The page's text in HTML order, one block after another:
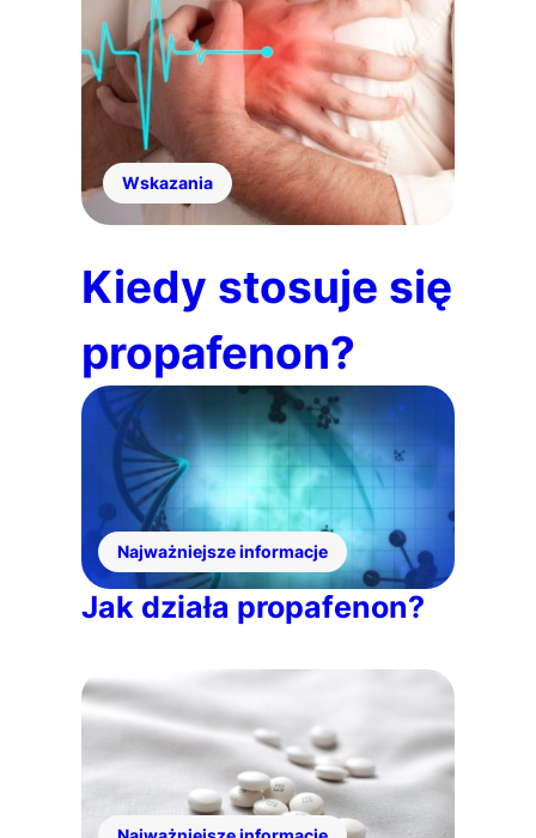
Wskazania
Kiedy stosuje się
propafenon?
Najważniejsze informacje
Jak działa propafenon?